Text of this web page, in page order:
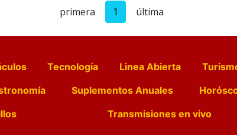
primera 1 última
Tecnología Linea Abierta
Suplementos Anuales
Transmisiones en vivo